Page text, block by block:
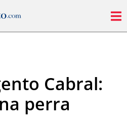
Cabral:
perra